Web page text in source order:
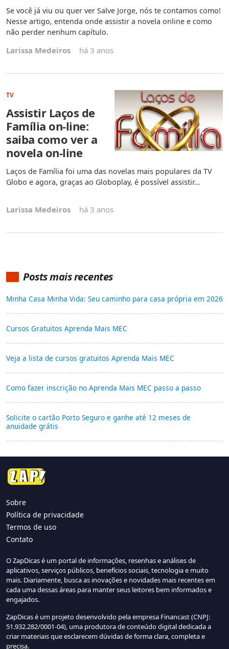
Se você já viu ou quer ver Salve Jorge, nós te contamos como!
Nesse artigo, entenda onde assistir a novela online e como
não perder nenhum capítulo.
Larissa Medeiros há 3 anos
TV
Assistir Laços de
Família on-line:
saiba como ver a
novela on-line
Laços de Família foi uma das novelas mais populares da TV
Globo e agora, graças ao Globoplay, é possível assistir…
Larissa Medeiros há 3 anos
Posts mais recentes
Minha Casa Minha Vida: Seu caminho para casa própria em 2026
Cursos Gratuitos Aprenda Mais MEC
Veja a lista de cursos gratuitos Aprenda Mais MEC
Como fazer inscrição no Aprenda Mais MEC passo a passo
Solicite o cartão Porto Seguro e ganhe até 12 meses de
anuidade grátis
Sobre
Política de privacidade
Termos de uso
Contato
O ZapDicas é um portal de informações, resenhas e análises de
aplicativos, serviços públicos, benefícios sociais, tecnologia e muito
mais. Diariamente, busca as inovações e novidades mais recentes em
cada uma dessas áreas para manter seus leitores bem informados e
engajados.
ZapDicas é um projeto desenvolvido pela empresa Financast (CNPJ:
51.932.282/0001-04), uma produtora de conteúdo digital dedicada a
criar materiais que esclarecem dúvidas de forma clara, completa e
precisa.